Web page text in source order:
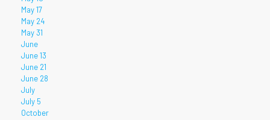
May 17
May 24
May 31
June
June 13
June 21
June 28
July
July 5
October